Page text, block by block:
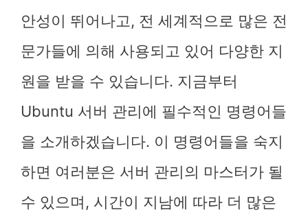
안성이 뛰어나고, 전 세계적으로 많은 전
문가들에 의해 사용되고 있어 다양한 지
원을 받을 수 있습니다. 지금부터
Ubuntu 서버 관리에 필수적인 명령어들
을 소개하겠습니다. 이 명령어들을 숙지
하면 여러분은 서버 관리의 마스터가 될
수 있으며, 시간이 지남에 따라 더 많은